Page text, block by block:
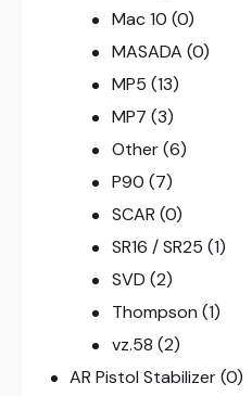
Mac 10 (0)
MASADA (0)
MP5 (13)
MP7 (3)
Other (6)
P90 (7)
SCAR (0)
SR16 / SR25 (1)
SVD (2)
Thompson (1)
vz.58 (2)
AR Pistol Stabilizer(0)